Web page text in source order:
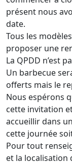
présent nous
date.
Tous les
proposer une
La QPDD n’est
Un barbecue
offerts mais le
Nous espérons
cette invitation
accueillir dans
cette journée
Pour tout
et la localisation